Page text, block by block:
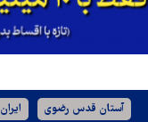
آستان قدس رضوی ایران